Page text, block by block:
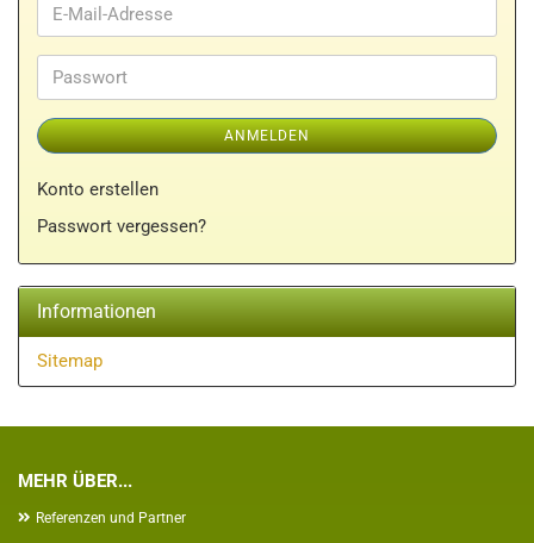
E-
Mail-
Passwort
ANMELDEN
Konto erstellen
Passwort vergessen?
Informationen
Sitemap
MEHR ÜBER...
Referenzen und Partner